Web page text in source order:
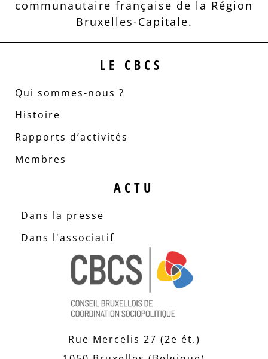
communautaire française de la Région
Bruxelles-Capitale.
LE CBCS
Qui sommes-nous ?
Histoire
Rapports d’activités
Membres
ACTU
Dans la presse
Dans l'associatif
Rue Mercelis 27 (2e ét.)